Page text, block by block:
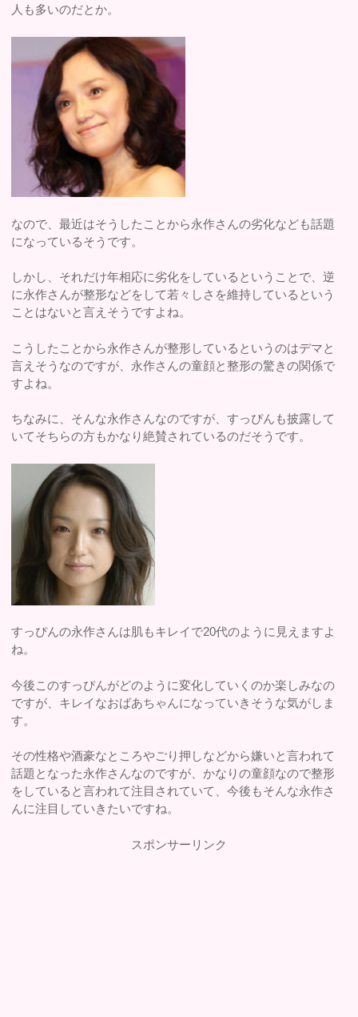
人も多いのだとか。
なので、最近はそうしたことから永作さんの劣化なども話題
になっているそうです。
しかし、それだけ年相応に劣化をしているということで、逆
に永作さんが整形などをして若々しさを維持しているという
ことはないと言えそうですよね。
こうしたことから永作さんが整形しているというのはデマと
言えそうなのですが、永作さんの童顔と整形の驚きの関係で
すよね。
ちなみに、そんな永作さんなのですが、すっぴんも披露して
いてそちらの方もかなり絶賛されているのだそうです。
すっぴんの永作さんは肌もキレイで20代のように見えますよ
ね。
今後このすっぴんがどのように変化していくのか楽しみなの
ですが、キレイなおばあちゃんになっていきそうな気がしま
す。
その性格や酒豪なところやごり押しなどから嫌いと言われて
話題となった永作さんなのですが、かなりの童顔なので整形
をしていると言われて注目されていて、今後もそんな永作さ
んに注目していきたいですね。
スポンサーリンク